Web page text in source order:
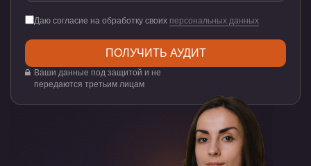
Даю согласие на обработку своих персональных данных
Ваши данные под защитой и не
передаются третьим лицам